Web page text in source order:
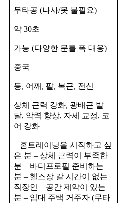
무타공 (나사/못 불필요)
약 30초
가능 (다양한 문틀 폭 대응)
중국
등, 어깨, 팔, 복근, 전신
상체 근력 강화, 광배근 발
달, 악력 향상, 자세 교정, 코
어 강화
– 홈트레이닝을 시작하고 싶
은 분 – 상체 근력이 부족한
분 – 바디프로필 준비하는
분 – 헬스장 갈 시간이 없는
직장인 – 공간 제약이 있는
분 – 임대 주택 거주자 (무타